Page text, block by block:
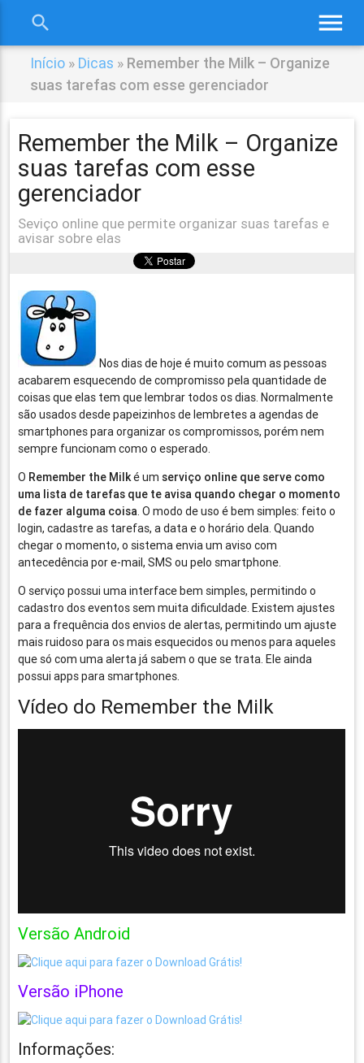
menu
search
Início » Dicas » Remember the Milk – Organize
suas tarefas com esse gerenciador
Remember the Milk – Organize
suas tarefas com esse
gerenciador
Seviço online que permite organizar suas tarefas e
avisar sobre elas
Nos dias de hoje é muito comum as pessoas
acabarem esquecendo de compromisso pela quantidade de
coisas que elas tem que lembrar todos os dias. Normalmente
são usados desde papeizinhos de lembretes a agendas de
smartphones para organizar os compromissos, porém nem
sempre funcionam como o esperado.
O Remember the Milké umserviço online que serve como
uma lista de tarefas que te avisa quando chegar o momento
de fazer alguma coisa. O modo de uso é bem simples: feito o
login, cadastre as tarefas, a data e o horário dela. Quando
chegar o momento, o sistema envia um aviso com
antecedência por e-mail, SMS ou pelo smartphone.
O serviço possui uma interface bem simples, permitindo o
cadastro dos eventos sem muita dificuldade. Existem ajustes
para a frequência dos envios de alertas, permitindo um ajuste
mais ruidoso para os mais esquecidos ou menos para aqueles
que só com uma alerta já sabem o que se trata. Ele ainda
possui apps para smartphones.
Vídeo do Remember the Milk
Versão Android
Versão iPhone
Informações: